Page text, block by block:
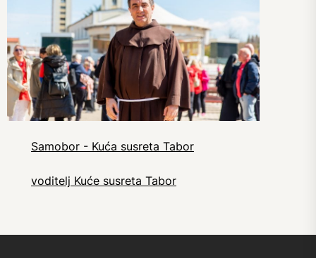
Samobor - Kuća susreta Tabor
voditelj Kuće susreta Tabor